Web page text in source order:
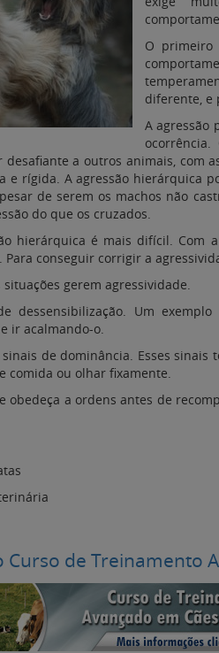
O
diferente, e
A agressão
ocorrência.
a outros animais, com
e rígida. A agressão hierárquica
de serem os machos não
do que os cruzados.
hierárquica é mais difícil.
Para conseguir corrigir a
gerem agressividade.
dessensibilização. Um
ir acalmando-o.
sinais de dominância. Esses
comida ou olhar fixamente.
obedeça a ordens antes de
Curso de Treinamento